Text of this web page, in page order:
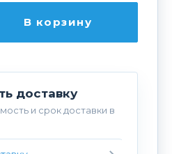
В корзину
доставку
и срок доставки в